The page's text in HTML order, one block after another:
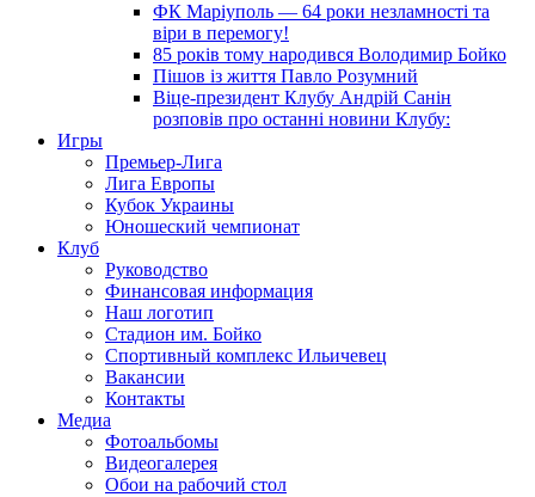
ФК Маріуполь — 64 роки незламності та
віри в перемогу!
85 років тому народився Володимир Бойко
Пішов із життя Павло Розумний
Віце-президент Клубу Андрій Санін
розповів про останні новини Клубу:
Игры
Премьер-Лига
Лига Европы
Кубок Украины
Юношеский чемпионат
Клуб
Руководство
Финансовая информация
Наш логотип
Стадион им. Бойко
Спортивный комплекс Ильичевец
Вакансии
Контакты
Медиа
Фотоальбомы
Видеогалерея
Обои на рабочий стол